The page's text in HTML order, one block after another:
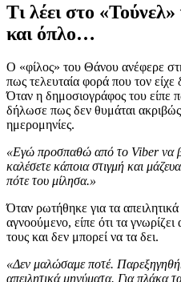
Τι λέει στο
και όπλο…
Ο «φίλος» του Θάνου ανέφερε
πως τελευταία φορά που τον είχε
Όταν η δημοσιογράφος του είπε
δήλωσε πως δεν θυμάται ακριβώς
ημερομηνίες.
«Εγώ προσπαθώ από το Viber να
καλέσετε κάποια στιγμή και
πότε του μίλησα.»
Όταν ρωτήθηκε για τα
αγνοούμενο, είπε ότι τα γνωρίζει
τους και δεν μπορεί να τα δει.
«Δεν μαλώσαμε ποτέ.
απειλητικά μηνύματα. Για πλάκα